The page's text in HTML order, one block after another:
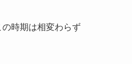
時期は相変わらず